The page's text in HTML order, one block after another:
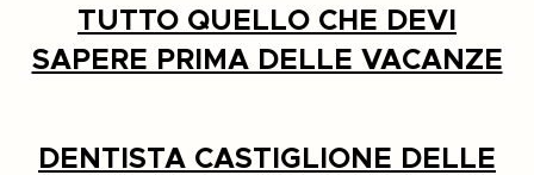
TUTTO QUELLO CHE DEVI
SAPERE PRIMA DELLE VACANZE
DENTISTA CASTIGLIONE DELLE